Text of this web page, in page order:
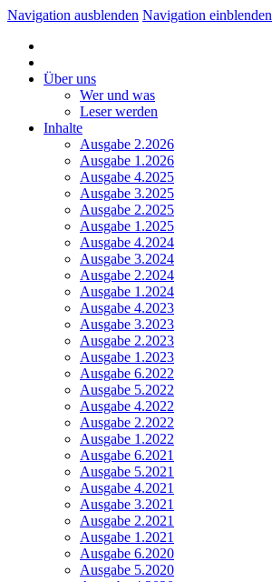
Navigation ausblenden Navigation einblenden
Über uns
Wer und was
Leser werden
Inhalte
Ausgabe 2.2026
Ausgabe 1.2026
Ausgabe 4.2025
Ausgabe 3.2025
Ausgabe 2.2025
Ausgabe 1.2025
Ausgabe 4.2024
Ausgabe 3.2024
Ausgabe 2.2024
Ausgabe 1.2024
Ausgabe 4.2023
Ausgabe 3.2023
Ausgabe 2.2023
Ausgabe 1.2023
Ausgabe 6.2022
Ausgabe 5.2022
Ausgabe 4.2022
Ausgabe 2.2022
Ausgabe 1.2022
Ausgabe 6.2021
Ausgabe 5.2021
Ausgabe 4.2021
Ausgabe 3.2021
Ausgabe 2.2021
Ausgabe 1.2021
Ausgabe 6.2020
Ausgabe 5.2020